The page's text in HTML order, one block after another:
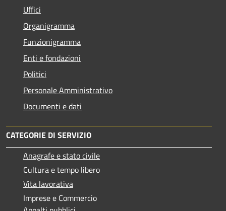
Uffici
Organigramma
Funzionigramma
Enti e fondazioni
Politici
Personale Amministrativo
Documenti e dati
CATEGORIE DI SERVIZIO
Anagrafe e stato civile
Cultura e tempo libero
Vita lavorativa
Imprese e Commercio